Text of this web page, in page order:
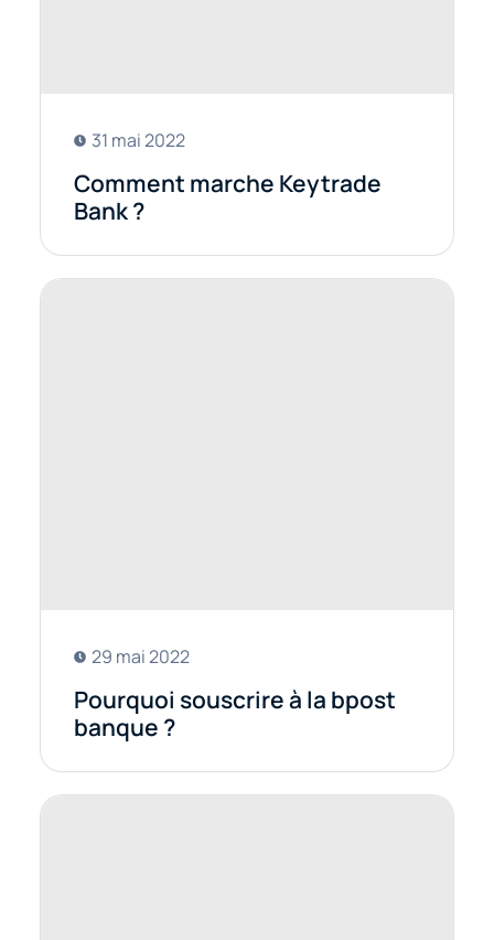
31 mai 2022
Comment marche Keytrade
Bank ?
29 mai 2022
Pourquoi souscrire à la bpost
banque ?